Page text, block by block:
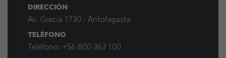
DIRECCIÓN
Av. Grecia 1730 - Antofagasta
TELÉFONO
Teléfono: +56 800 363 100